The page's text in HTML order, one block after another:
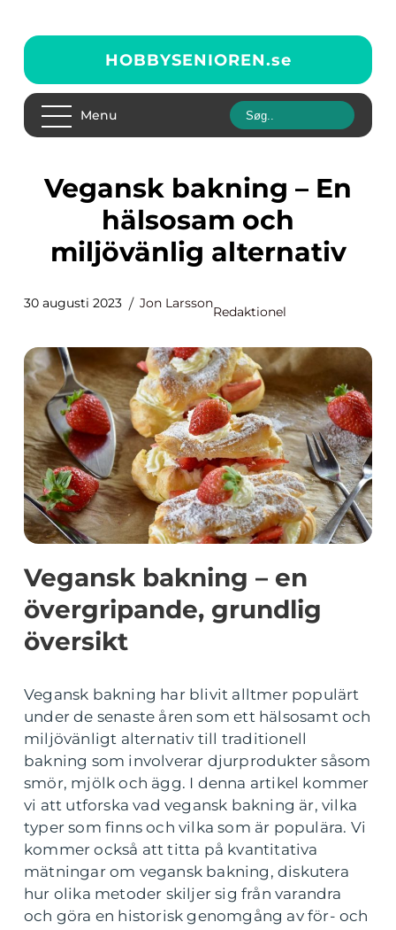
HOBBYSENIOREN.se
Menu
Vegansk bakning – En
hälsosam och
miljövänlig alternativ
30 augusti 2023 Jon Larsson
Redaktionel
Vegansk bakning – en
övergripande, grundlig
översikt
Vegansk bakning har blivit alltmer populärt
under de senaste åren som ett hälsosamt och
miljövänligt alternativ till traditionell
bakning som involverar djurprodukter såsom
smör, mjölk och ägg. I denna artikel kommer
vi att utforska vad vegansk bakning är, vilka
typer som finns och vilka som är populära. Vi
kommer också att titta på kvantitativa
mätningar om vegansk bakning, diskutera
hur olika metoder skiljer sig från varandra
och göra en historisk genomgång av för- och